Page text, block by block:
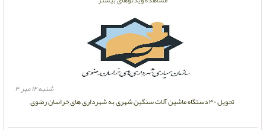
تحویل ۳۰ دستگاه ماشین آلات سنگین شهری به شهرداری های خراسان رضوی
شنبه ۱۲ مهر ۴